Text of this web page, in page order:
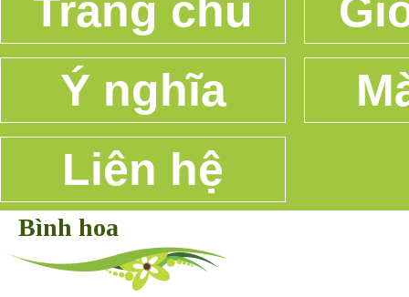
Trang chủ
Ý nghĩa
Liên hệ
Bình hoa